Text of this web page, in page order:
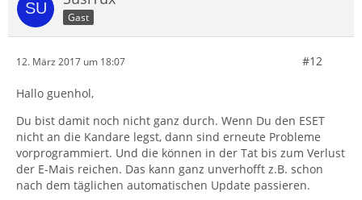
Gast
12. März 2017 um 18:07 #12
Hallo guenhol,
Du bist damit noch nicht ganz durch. Wenn Du den ESET
nicht an die Kandare legst, dann sind erneute Probleme
vorprogrammiert. Und die können in der Tat bis zum Verlust
der E-Mais reichen. Das kann ganz unverhofft z.B. schon
nach dem täglichen automatischen Update passieren.